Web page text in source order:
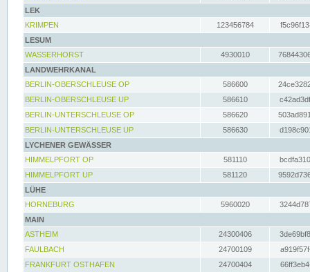
LEK
KRIMPEN
123456784
LESUM
WASSERHORST
4930010
LANDWEHRKANAL
BERLIN-OBERSCHLEUSE OP
586600
BERLIN-OBERSCHLEUSE UP
586610
BERLIN-UNTERSCHLEUSE OP
586620
BERLIN-UNTERSCHLEUSE UP
586630
LYCHENER GEWÄSSER
HIMMELPFORT OP
581110
HIMMELPFORT UP
581120
LÜHE
HORNEBURG
5960020
MAIN
ASTHEIM
24300406
FAULBACH
24700109
FRANKFURT OSTHAFEN
24700404